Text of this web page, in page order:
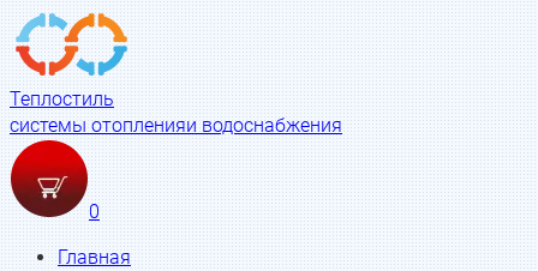
Теплостиль
системы отопленияи водоснабжения
0
Главная